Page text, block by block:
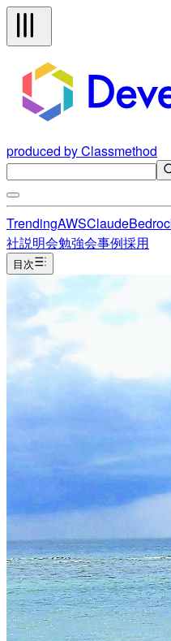
produced by Classmethod
TrendingAWSClaude
社説明会勉強会事例採用
目次